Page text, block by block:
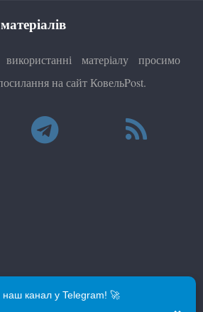
матеріалу просимо
на сайт КовельPost.
наш канал у Telegram! 🚀